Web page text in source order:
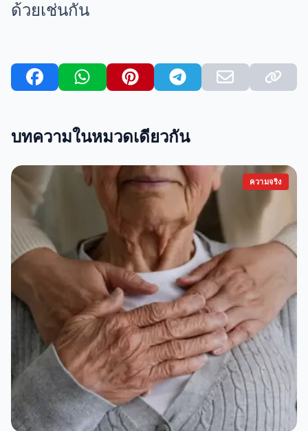
ด้วยเช่นกัน
บทความในหมวดเดียวกัน
ความจริง